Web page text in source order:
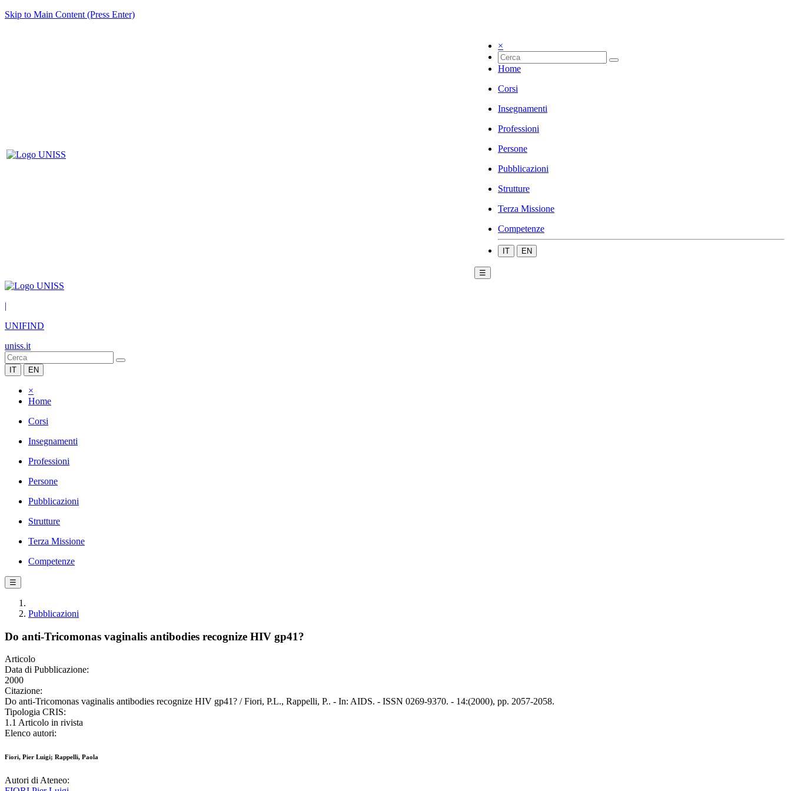
Skip to Main Content (Press Enter)
×
Home
Corsi
Insegnamenti
Professioni
Persone
Pubblicazioni
Strutture
Terza Missione
Competenze
IT EN
☰
|
UNIFIND
uniss.it
IT EN
×
Home
Corsi
Insegnamenti
Professioni
Persone
Pubblicazioni
Strutture
Terza Missione
Competenze
☰
Pubblicazioni
Do anti-Tricomonas vaginalis antibodies recognize HIV gp41?
Articolo
Data di Pubblicazione:
2000
Citazione:
Do anti-Tricomonas vaginalis antibodies recognize HIV gp41? / Fiori, P.L., Rappelli, P.. - In: AIDS. - ISSN 0269-9370. - 14:(2000), pp. 2057-2058.
Tipologia CRIS:
1.1 Articolo in rivista
Elenco autori:
Fiori, Pier Luigi; Rappelli, Paola
Autori di Ateneo: